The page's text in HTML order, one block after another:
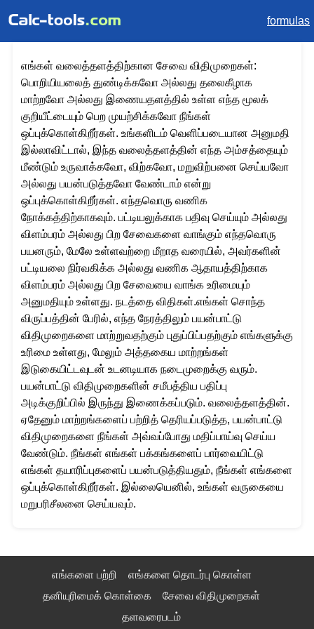
formulas
எங்கள் வலைத்தளத்திற்கான சேவை விதிமுறைகள்:
பொறியியலைத் துண்டிக்கவோ அல்லது தலைகீழாக
மாற்றவோ அல்லது இணையதளத்தில் உள்ள எந்த மூலக்
குறியீட்டையும் பெற முயற்சிக்கவோ நீங்கள்
ஒப்புக்கொள்கிறீர்கள். உங்களிடம் வெளிப்படையான அனுமதி
இல்லாவிட்டால், இந்த வலைத்தளத்தின் எந்த அம்சத்தையும்
மீண்டும் உருவாக்கவோ, விற்கவோ, மறுவிற்பனை செய்யவோ
அல்லது பயன்படுத்தவோ வேண்டாம் என்று
ஒப்புக்கொள்கிறீர்கள். எந்தவொரு வணிக
நோக்கத்திற்காகவும். பட்டியலுக்காக பதிவு செய்யும் அல்லது
விளம்பரம் அல்லது பிற சேவைகளை வாங்கும் எந்தவொரு
பயனரும், மேலே உள்ளவற்றை மீறாத வரையில், அவர்களின்
பட்டியலை நிர்வகிக்க அல்லது வணிக ஆதாயத்திற்காக
விளம்பரம் அல்லது பிற சேவையை வாங்க உரிமையும்
அனுமதியும் உள்ளது. நடத்தை விதிகள்.எங்கள் சொந்த
விருப்பத்தின் பேரில், எந்த நேரத்திலும் பயன்பாட்டு
விதிமுறைகளை மாற்றுவதற்கும் புதுப்பிப்பதற்கும் எங்களுக்கு
உரிமை உள்ளது, மேலும் அத்தகைய மாற்றங்கள்
இடுகையிட்டவுடன் உடனடியாக நடைமுறைக்கு வரும்.
பயன்பாட்டு விதிமுறைகளின் சமீபத்திய பதிப்பு
அடிக்குறிப்பில் இருந்து இணைக்கப்படும். வலைத்தளத்தின்.
ஏதேனும் மாற்றங்களைப் பற்றித் தெரியப்படுத்த, பயன்பாட்டு
விதிமுறைகளை நீங்கள் அவ்வப்போது மதிப்பாய்வு செய்ய
வேண்டும். நீங்கள் எங்கள் பக்கங்களைப் பார்வையிட்டு
எங்கள் தயாரிப்புகளைப் பயன்படுத்தியதும், நீங்கள் எங்களை
ஒப்புக்கொள்கிறீர்கள். இல்லையெனில், உங்கள் வருகையை
மறுபரிசீலனை செய்யவும்.
எங்களை பற்றி
எங்களை தொடர்பு கொள்ள
தனியுரிமைக் கொள்கை
சேவை விதிமுறைகள்
தளவரைபடம்